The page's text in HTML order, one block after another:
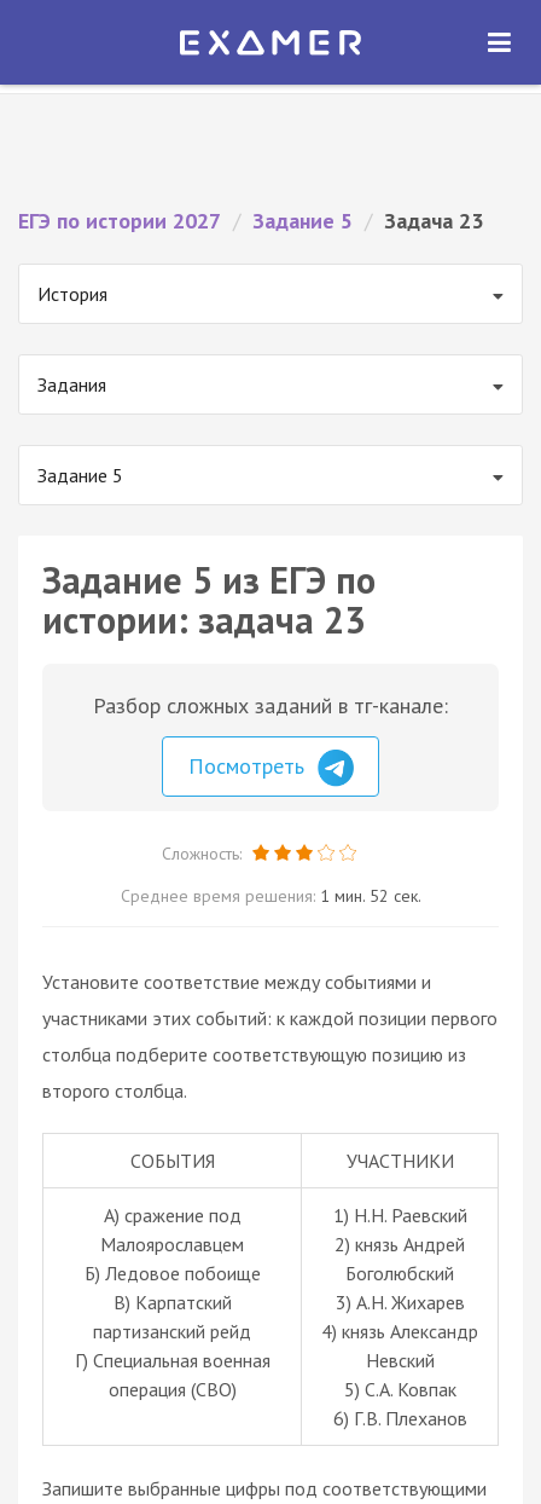
Экзамер — ЕГЭ 2027
ОТКРЫТЬ
ЕГЭ по истории 2027 / Задание 5 / Задача 23
История
Задания
Задание 5
Задание 5 из ЕГЭ по
истории: задача 23
Разбор сложных заданий в тг-канале:
Посмотреть
Сложность:
Среднее время решения: 1 мин. 52 сек.
Установите соответствие между событиями и
участниками этих событий: к каждой позиции первого
столбца подберите соответствующую позицию из
второго столбца.
СОБЫТИЯ УЧАСТНИКИ
А) сражение под
Малоярославцем
Б) Ледовое побоище
В) Карпатский
партизанский рейд
Г) Специальная военная
операция (СВО)
1) Н.Н. Раевский
2) князь Андрей
Боголюбский
3) А.Н. Жихарев
4) князь Александр
Невский
5) С.А. Ковпак
6) Г.В. Плеханов
Запишите выбранные цифры под соответствующими